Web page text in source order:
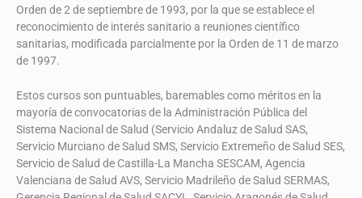
Orden de 2 de septiembre de 1993, por la que se establece el
reconocimiento de interés sanitario a reuniones científico
sanitarias, modificada parcialmente por la Orden de 11 de marzo
de 1997.
Estos cursos son puntuables, baremables como méritos en la
mayoría de convocatorias de la Administración Pública del
Sistema Nacional de Salud (Servicio Andaluz de Salud SAS,
Servicio Murciano de Salud SMS, Servicio Extremeño de Salud SES,
Servicio de Salud de Castilla-La Mancha SESCAM, Agencia
Valenciana de Salud AVS, Servicio Madrileño de Salud SERMAS,